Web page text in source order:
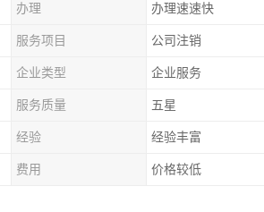
办理 办理速速快
服务项目 公司注销
企业类型 企业服务
服务质量 五星
经验 经验丰富
费用 价格较低